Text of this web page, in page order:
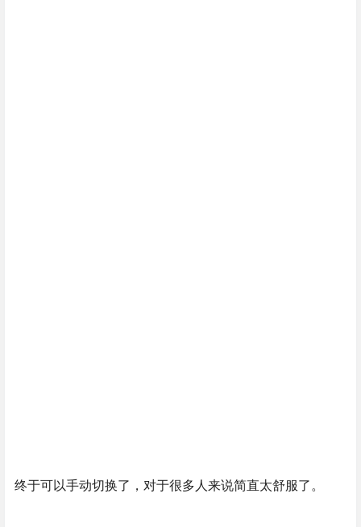
终于可以手动切换了，对于很多人来说简直太舒服了。